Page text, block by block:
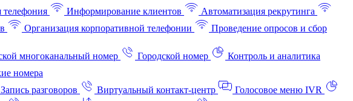
телефония Информирование клиентов
Автоматизация рекрутинга
Организация корпоративной телефонии
Проведение опросов и сбор
многоканальный номер Городской номер
Контроль и аналитика
номера
Запись разговоров Виртуальный контакт‑центр
Голосовое меню IVR